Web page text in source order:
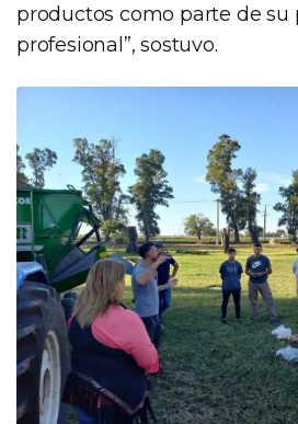
productos como parte de su
profesional”, sostuvo.